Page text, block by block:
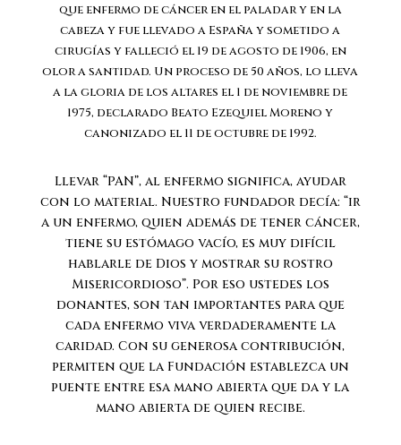
que enfermo de cáncer en el paladar y en la
cabeza y fue llevado a España y sometido a
cirugías y falleció el 19 de agosto de 1906, en
olor a santidad. Un proceso de 50 años, lo lleva
a la gloria de los altares el 1 de noviembre de
1975, declarado Beato Ezequiel Moreno y
canonizado el 11 de octubre de 1992.
Llevar “PAN”, al enfermo significa, ayudar
con lo material. Nuestro fundador decía: “ir
a un enfermo, quien además de tener cáncer,
tiene su estómago vacío, es muy difícil
hablarle de Dios y mostrar su rostro
Misericordioso”. Por eso ustedes los
donantes, son tan importantes para que
cada enfermo viva verdaderamente la
caridad. Con su generosa contribución,
permiten que la Fundación establezca un
puente entre esa mano abierta que da y la
mano abierta de quien recibe.